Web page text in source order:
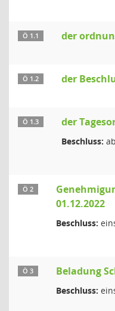
Ö 1.1 der
Ö 1.2 der
Ö 1.3 der
Beschluss:
Ö 2
01.12.2022
Beschluss:
Ö 3 Beladung
Beschluss: